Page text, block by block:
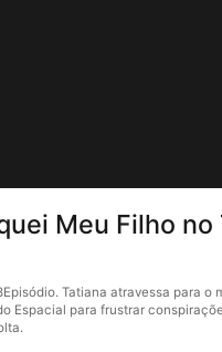
Meu Filho
Tatiana atravessa para
Espacial para frustrar